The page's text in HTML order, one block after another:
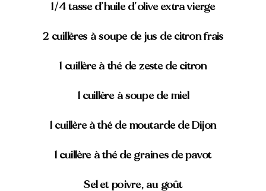
1/4 tasse d’huile d’olive extra vierge
2 cuillères à soupe de jus de citron frais
1 cuillère à thé de zeste de citron
1 cuillère à soupe de miel
1 cuillère à thé de moutarde de Dijon
1 cuillère à thé de graines de pavot
Sel et poivre, au goût